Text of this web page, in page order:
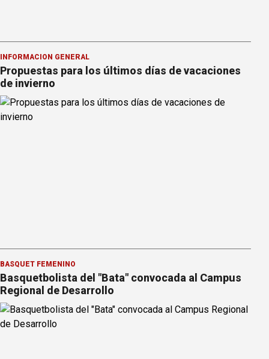
INFORMACION GENERAL
Propuestas para los últimos días de vacaciones
de invierno
BÁSQUET FEMENINO
Basquetbolista del "Bata" convocada al Campus
Regional de Desarrollo